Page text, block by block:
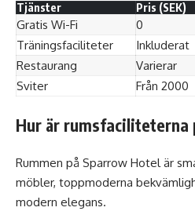
Tjänster Pris (SEK)
Gratis Wi-Fi 0
Träningsfaciliteter
Inkluderat
Restaurang
Varierar
Sviter
Från 2000
Hur är rumsfaciliteterna
Rummen på Sparrow Hotel är
möbler, toppmoderna
modern elegans.